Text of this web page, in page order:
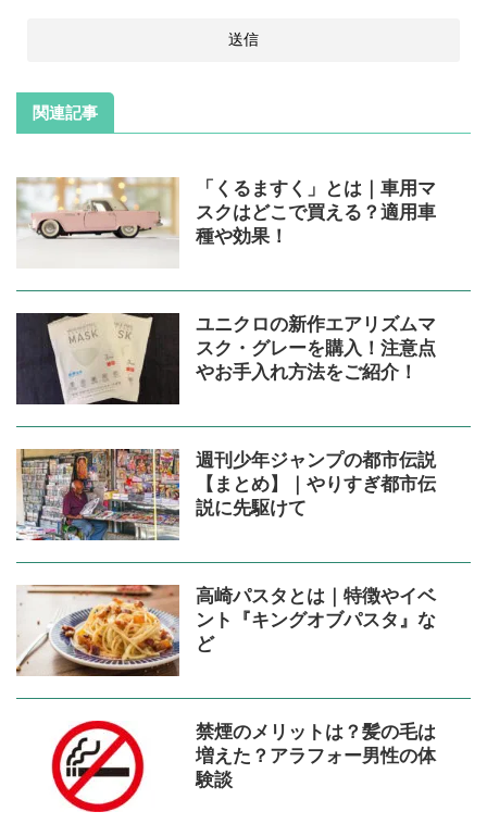
関連記事
「くるますく」とは｜車用マ
スクはどこで買える？適用車
種や効果！
ユニクロの新作エアリズムマ
スク・グレーを購入！注意点
やお手入れ方法をご紹介！
週刊少年ジャンプの都市伝説
【まとめ】｜やりすぎ都市伝
説に先駆けて
高崎パスタとは｜特徴やイベ
ント『キングオブパスタ』な
ど
禁煙のメリットは？髪の毛は
増えた？アラフォー男性の体
験談